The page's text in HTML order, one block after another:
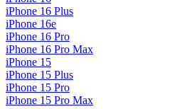
iPhone 16 Plus
iPhone 16e
iPhone 16 Pro
iPhone 16 Pro Max
iPhone 15
iPhone 15 Plus
iPhone 15 Pro
iPhone 15 Pro Max